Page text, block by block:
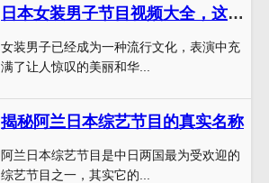
日本女装男子节目视频大全，这一次我们要见证男孩们变身成女孩的瞬间
女装男子已经成为一种流行文化，表演中充
满了让人惊叹的美丽和华...
揭秘阿兰日本综艺节目的真实名称
阿兰日本综艺节目是中日两国最为受欢迎的
综艺节目之一，其实它的...